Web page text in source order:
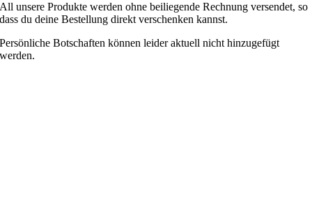
All unsere Produkte werden ohne beiliegende Rechnung versendet, so
dass du deine Bestellung direkt verschenken kannst.
Persönliche Botschaften können leider aktuell nicht hinzugefügt
werden.